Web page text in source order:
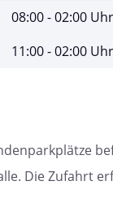
08:00 - 02:00 Uhr
11:00 - 02:00 Uhr
Die Zufahrt